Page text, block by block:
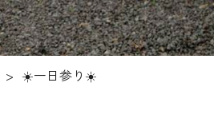
☀️一日参り☀️